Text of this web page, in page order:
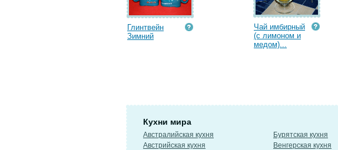
Глинтвейн
Зимний
Чай имбирный
(с лимоном и
медом)...
Кухни мира
Австралийская кухня
Австрийская кухня
Бурятская кухня
Венгерская кухня